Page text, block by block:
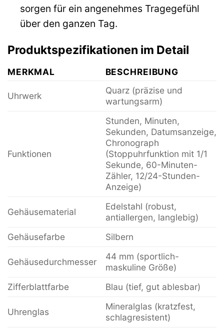
sorgen für ein angenehmes Tragegefühl
über den ganzen Tag.
Produktspezifikationen im Detail
MERKMAL BESCHREIBUNG
Uhrwerk
Quarz (präzise und
wartungsarm)
Funktionen
Stunden, Minuten,
Sekunden, Datumsanzeige,
Chronograph
(Stoppuhrfunktion mit 1/1
Sekunde, 60-Minuten-
Zähler, 12/24-Stunden-
Anzeige)
Gehäusematerial
Edelstahl (robust,
antiallergen, langlebig)
Gehäusefarbe
Silbern
Gehäusedurchmesser
44 mm (sportlich-
maskuline Größe)
Zifferblattfarbe
Blau (tief, gut ablesbar)
Uhrenglas
Mineralglas (kratzfest,
schlagresistent)